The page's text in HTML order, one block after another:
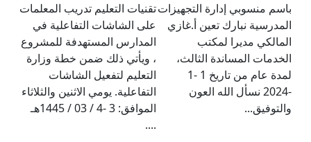
باسم منسوبي إدارة التجهيزات
المدرسية نبارك تعين أ.غازي
المالكي مديرا لمكتب
الخدمات المساندة الثالث،
لمدة عام من تاريخ 1 -1
-2024 نسأل الله العون
والتوفيق...
تقنيات التعليم تدريب المعلمات
على الشاشات التفاعلية في
المدارس المستهدفة للمشروع
، ويأتي ذلك ضمن خطة وزارة
التعليم لتفعيل الشاشات
التفاعلية. يومي الاثنين والثلاثاء
الموافق: 3 -4 / 03 / 1445هـ
....